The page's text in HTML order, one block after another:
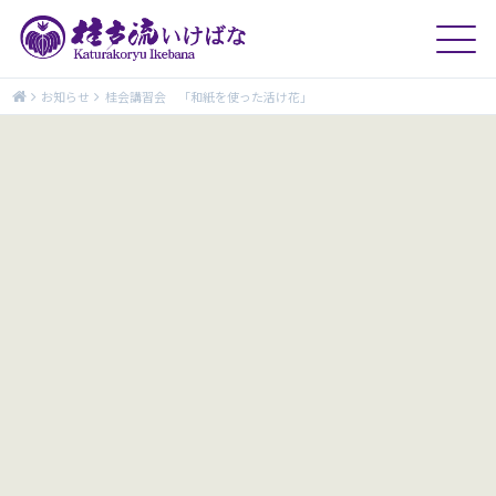
お知らせ 桂会講習会 「和紙を使った活け花」